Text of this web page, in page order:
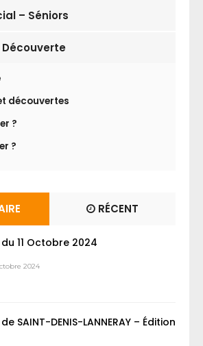
– Séniors
découvertes
?
?
RÉCENT
11 Octobre 2024
2024
SAINT-DENIS-LANNERAY – Édition